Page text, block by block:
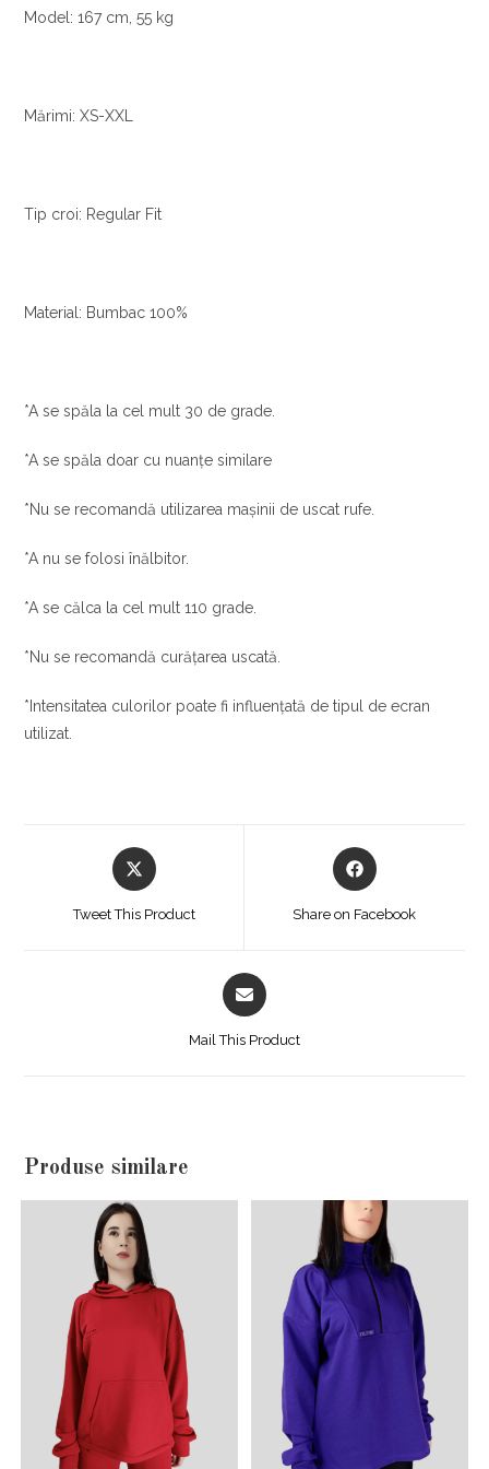
Model: 167 cm, 55 kg
Mărimi: XS-XXL
Tip croi: Regular Fit
Material: Bumbac 100%
*A se spăla la cel mult 30 de grade.
*A se spăla doar cu nuanțe similare
*Nu se recomandă utilizarea mașinii de uscat rufe.
*A nu se folosi înălbitor.
*A se călca la cel mult 110 grade.
*Nu se recomandă curățarea uscată.
*Intensitatea culorilor poate fi influențată de tipul de ecran
utilizat.
Opens
in
Tweet This Product
Opens
in
Share on Facebook
Opens
in
Mail This Product
Produse similare